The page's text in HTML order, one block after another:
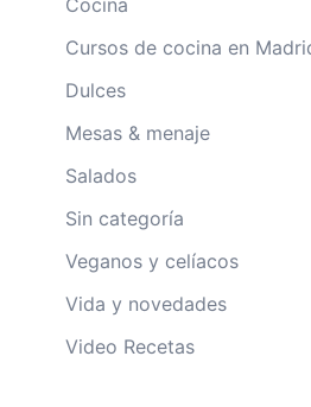
Cursos de cocina en
Dulces
Mesas & menaje
Salados
Sin categoría
Veganos y celíacos
Vida y novedades
Video Recetas